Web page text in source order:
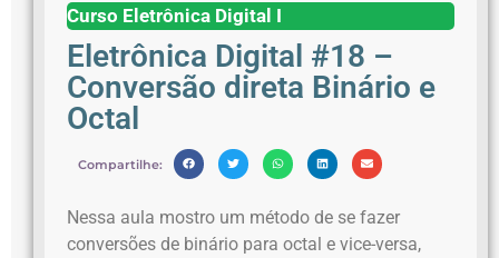
Curso Eletrônica Digital I
Eletrônica Digital #18 –
Conversão direta Binário e
Octal
Compartilhe:
Nessa aula mostro um método de se fazer
conversões de binário para octal e vice-versa,